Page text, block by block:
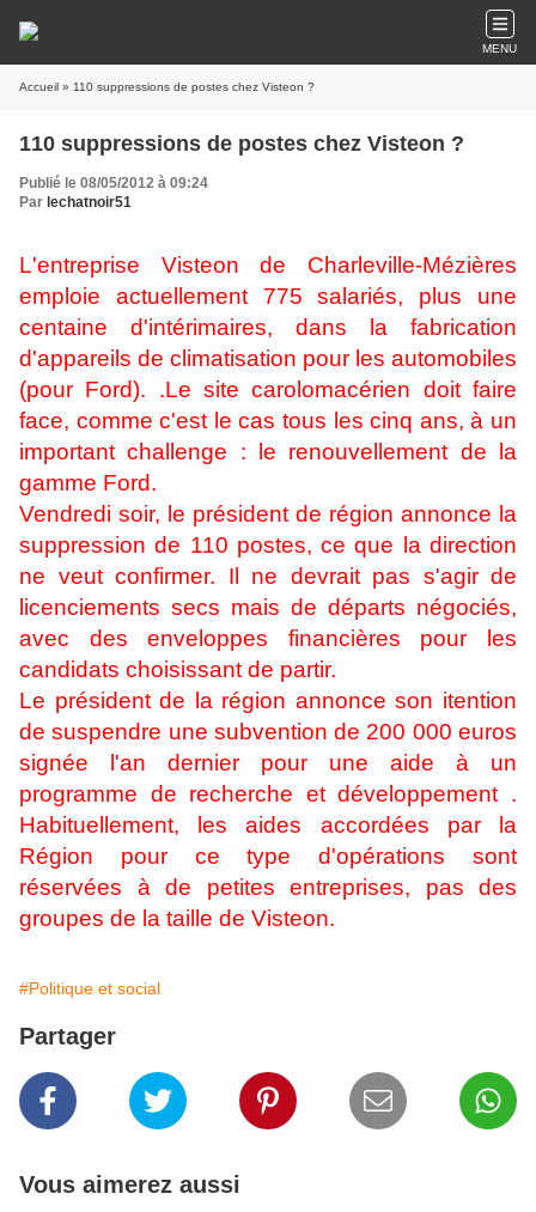
MENU
Accueil » 110 suppressions de postes chez Visteon ?
110 suppressions de postes chez Visteon ?
Publié le 08/05/2012 à 09:24
Par lechatnoir51
L'entreprise Visteon de Charleville-Mézières
emploie actuellement 775 salariés, plus une
centaine d'intérimaires, dans la fabrication
d'appareils de climatisation pour les automobiles
(pour Ford). .Le site carolomacérien doit faire
face, comme c'est le cas tous les cinq ans, à un
important challenge : le renouvellement de la
gamme Ford.
Vendredi soir, le président de région annonce la
suppression de 110 postes, ce que la direction
ne veut confirmer. Il ne devrait pas s'agir de
licenciements secs mais de départs négociés,
avec des enveloppes financières pour les
candidats choisissant de partir.
Le président de la région annonce son itention
de suspendre une subvention de 200 000 euros
signée l'an dernier pour une aide à un
programme de recherche et développement .
Habituellement, les aides accordées par la
Région pour ce type d'opérations sont
réservées à de petites entreprises, pas des
groupes de la taille de Visteon.
#Politique et social
Partager
Vous aimerez aussi